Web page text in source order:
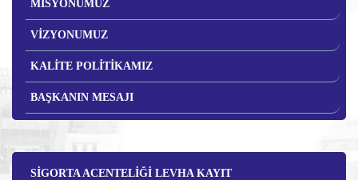
MİSYONUMUZ
VİZYONUMUZ
KALİTE POLİTİKAMIZ
BAŞKANIN MESAJI
SİGORTA ACENTELİĞİ LEVHA KAYIT